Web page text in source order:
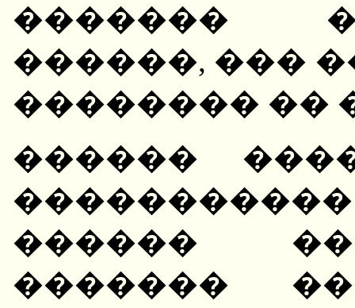
�������
������, ���
�������� ��
������
������
�������